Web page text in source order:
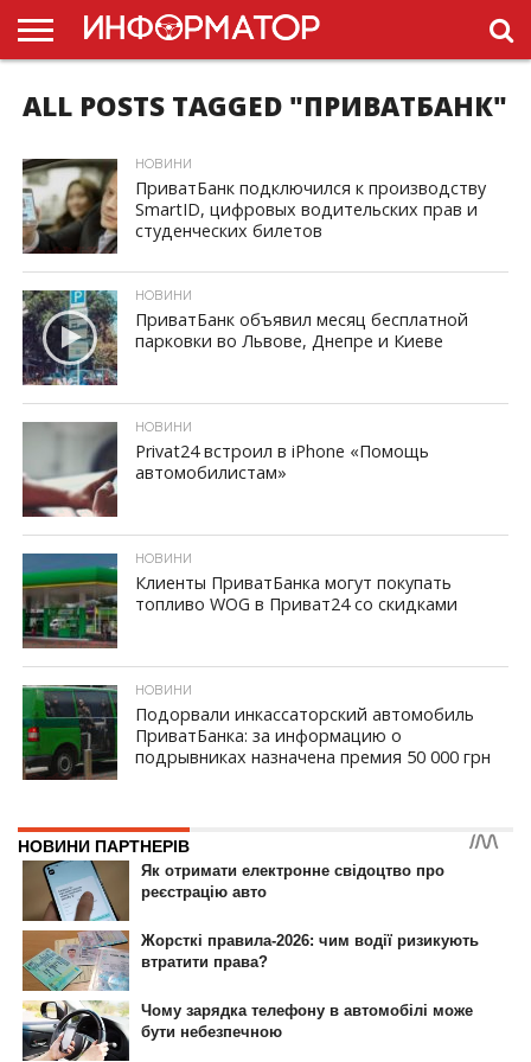
ГОЛОВНА
НОВИНИ
ПДР
УКРАЇНИ
РЕКЛАМА
ПРОЕКТЫ
ALL POSTS TAGGED "ПРИВАТБАНК"
ID, "post_views_count", true); if ( $post_views >= 1) { ?>
НОВИНИ
ПриватБанк подключился к производству
SmartID, цифровых водительских прав и
студенческих билетов
ID, "post_views_count", true); if ( $post_views >= 1) { ?>
НОВИНИ
ПриватБанк объявил месяц бесплатной
парковки во Львове, Днепре и Киеве
ID, "post_views_count", true); if ( $post_views >= 1) { ?>
НОВИНИ
Privat24 встроил в iPhone «Помощь
автомобилистам»
ID, "post_views_count", true); if ( $post_views >= 1) { ?>
НОВИНИ
Клиенты ПриватБанка могут покупать
топливо WOG в Приват24 со скидками
ID, "post_views_count", true); if ( $post_views >= 1) { ?>
НОВИНИ
Подорвали инкассаторский автомобиль
ПриватБанка: за информацию о
подрывниках назначена премия 50 000 грн